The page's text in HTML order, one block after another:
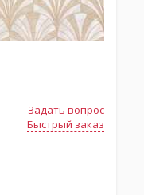
Задать вопрос
Быстрый заказ